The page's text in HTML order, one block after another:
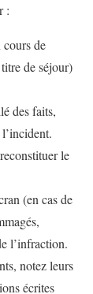
:
de
de séjour)
des faits,
le
(en cas de
l’infraction.
notez leurs
écrites